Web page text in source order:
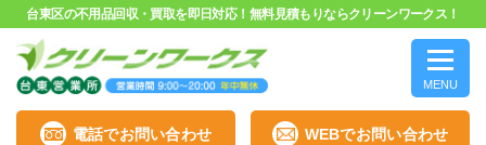
台東区の不用品回収・買取を即日対応！無料見積もりならクリーンワークス！
MENU
電話でお問い合わせ WEBでお問い合わせ